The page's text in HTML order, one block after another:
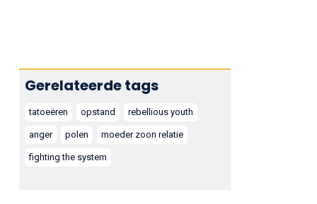
Gerelateerde tags
tatoeëren opstand rebellious youth
anger polen moeder zoon relatie
fighting the system